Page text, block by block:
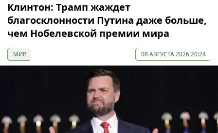
Клинтон: Трамп жаждет
благосклонности Путина даже больше,
чем Нобелевской премии мира
МИР 08 АВГУСТА 2026 20:24